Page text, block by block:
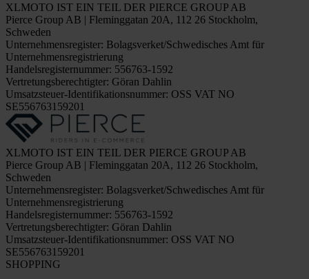
XLMOTO IST EIN TEIL DER PIERCE GROUP AB
Pierce Group AB | Fleminggatan 20A, 112 26 Stockholm,
Schweden
Unternehmensregister: Bolagsverket/Schwedisches Amt für
Unternehmensregistrierung
Handelsregisternummer: 556763-1592
Vertretungsberechtigter: Göran Dahlin
Umsatzsteuer-Identifikationsnummer: OSS VAT NO
SE556763159201
XLMOTO IST EIN TEIL DER PIERCE GROUP AB
Pierce Group AB | Fleminggatan 20A, 112 26 Stockholm,
Schweden
Unternehmensregister: Bolagsverket/Schwedisches Amt für
Unternehmensregistrierung
Handelsregisternummer: 556763-1592
Vertretungsberechtigter: Göran Dahlin
Umsatzsteuer-Identifikationsnummer: OSS VAT NO
SE556763159201
SHOPPING